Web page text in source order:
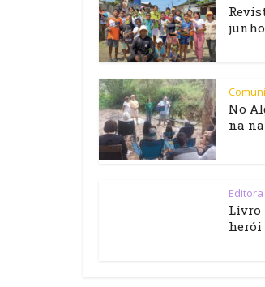
junho
No
na
Editora
Livro
herói